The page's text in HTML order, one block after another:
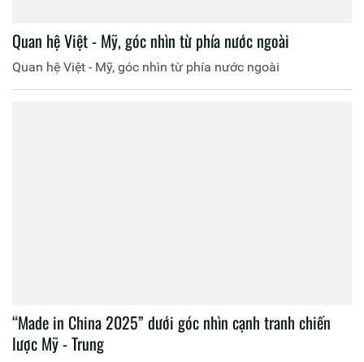
Quan hệ Việt - Mỹ, góc nhìn từ phía nước ngoài
Quan hệ Việt - Mỹ, góc nhìn từ phía nước ngoài
“Made in China 2025” dưới góc nhìn cạnh tranh chiến
lược Mỹ - Trung